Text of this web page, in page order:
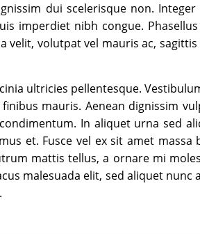
dui scelerisque non.
imperdiet nibh congue.
volutpat vel mauris ac,
ultricies pellentesque.
mauris. Aenean dignissim
In aliquet urna sed
et. Fusce vel ex sit amet
mattis tellus, a ornare mi
malesuada elit, sed aliquet nunc